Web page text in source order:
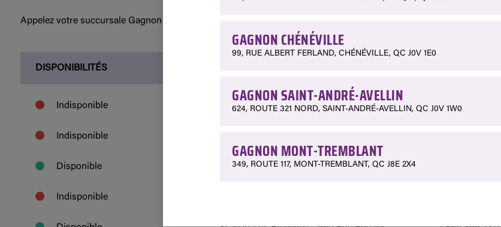
GAGNON CHÉNÉVILLE
99, RUE ALBERT FERLAND, CHÉNÉVILLE, QC J0V 1E0
GAGNON SAINT-ANDRÉ-AVELLIN
624, ROUTE 321 NORD, SAINT-ANDRÉ-AVELLIN, QC J0V 1W0
GAGNON MONT-TREMBLANT
349, ROUTE 117, MONT-TREMBLANT, QC J8E 2X4
Appelez votre succursale Gagnon pour vérifier la disponibilité de ce produit ou le faire livrer d’une autre succursale.
DISPONIBILITÉS
Indisponible Amqui - 114 Boulevard Saint-Benoit Ouest 418 629-3267
Indisponible
Disponible Mont-Tremblant - 349 Québec 117
Indisponible